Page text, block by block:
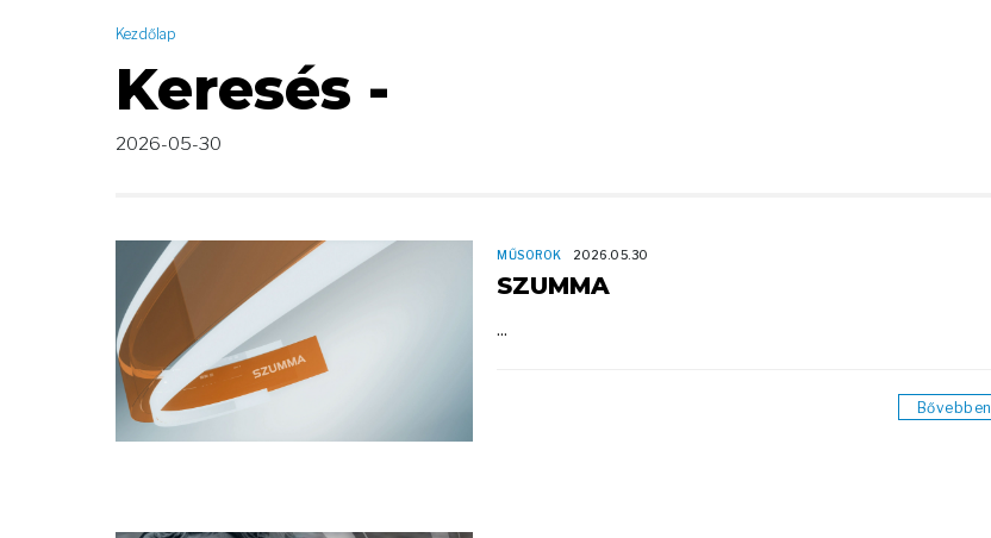
Kezdőlap
Keresés -
2026-05-30
MŰSOROK 2026.05.30
SZUMMA
...
Bővebben